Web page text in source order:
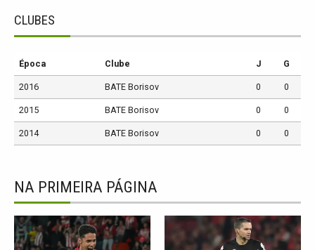
CLUBES
Época Clube J G
2016 BATE Borisov 0 0
2015 BATE Borisov 0 0
2014 BATE Borisov 0 0
NA PRIMEIRA PÁGINA